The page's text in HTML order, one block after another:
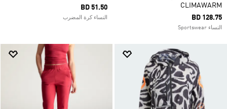
CLIMAWARM
BD 128.75
النساء Sportswear
BD 51.50
النساء كرة المضرب